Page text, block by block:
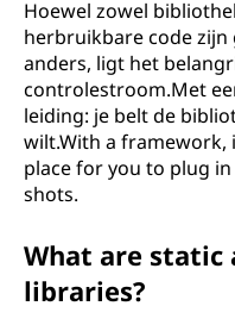
Hoewel zowel
herbruikbare code
anders, ligt het
controlestroom.Met
leiding: je belt de
wilt.With a framework,
place for you to plug
shots.
What are static
libraries?